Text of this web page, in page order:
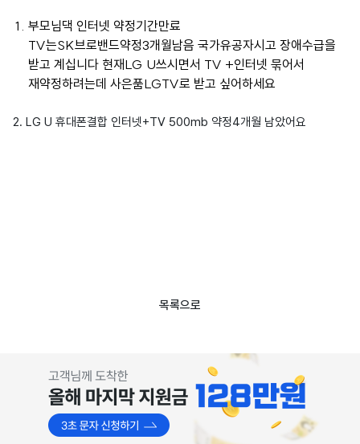
부모님댁 인터넷 약정기간만료
TV는SK브로밴드약정3개월남음 국가유공자시고 장애수급을
받고 계십니다 현재LG U쓰시면서 TV +인터넷 묶어서
재약정하려는데 사은품LGTV로 받고 싶어하세요
2. LG U 휴대폰결합 인터넷+TV 500mb 약정4개월 남았어요
목록으로